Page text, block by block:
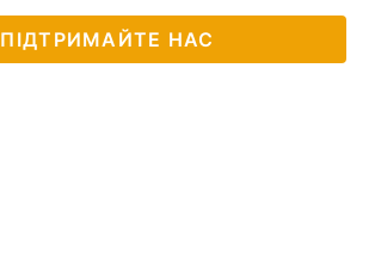
ПІДТРИМАЙТЕ НАС